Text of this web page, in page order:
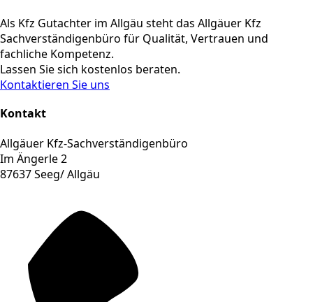
Als Kfz Gutachter im Allgäu steht das Allgäuer Kfz
Sachverständigenbüro für Qualität, Vertrauen und
fachliche Kompetenz.
Lassen Sie sich kostenlos beraten.
Kontaktieren Sie uns
Kontakt
Allgäuer Kfz-Sachverständigenbüro
Im Ängerle 2
87637 Seeg/ Allgäu